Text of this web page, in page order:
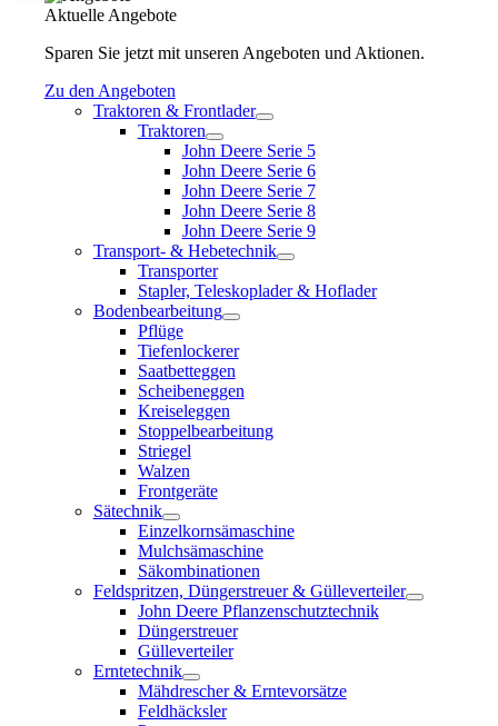
Aktuelle Angebote
Sparen Sie jetzt mit unseren Angeboten und Aktionen.
Zu den Angeboten
Traktoren & Frontlader
Traktoren
John Deere Serie 5
John Deere Serie 6
John Deere Serie 7
John Deere Serie 8
John Deere Serie 9
Transport- & Hebetechnik
Transporter
Stapler, Teleskoplader & Hoflader
Bodenbearbeitung
Pflüge
Tiefenlockerer
Saatbetteggen
Scheibeneggen
Kreiseleggen
Stoppelbearbeitung
Striegel
Walzen
Frontgeräte
Sätechnik
Einzelkornsämaschine
Mulchsämaschine
Säkombinationen
Feldspritzen, Düngerstreuer & Gülleverteiler
John Deere Pflanzenschutztechnik
Düngerstreuer
Gülleverteiler
Erntetechnik
Mähdrescher & Erntevorsätze
Feldhäcksler